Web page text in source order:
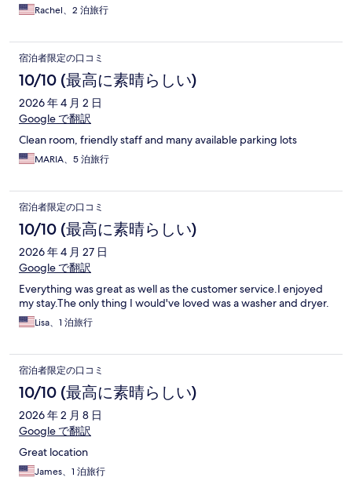
Rachel、2 泊旅行
宿泊者限定の口コミ
10/10 (最高に素晴らしい)
2026 年 4 月 2 日
Google で翻訳
Clean room, friendly staff and many available parking lots
MARIA、5 泊旅行
宿泊者限定の口コミ
10/10 (最高に素晴らしい)
2026 年 4 月 27 日
Google で翻訳
Everything was great as well as the customer service.I enjoyed
my stay.The only thing I would've loved was a washer and dryer.
Lisa、1 泊旅行
宿泊者限定の口コミ
10/10 (最高に素晴らしい)
2026 年 2 月 8 日
Google で翻訳
Great location
James、1 泊旅行